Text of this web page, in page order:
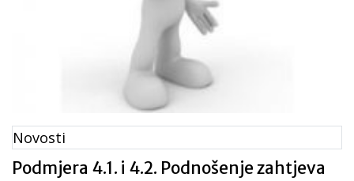
razvoja Republike Hrvatske za razdoblje
2014. – 2020., NN 65/2017
Novosti
Podmjera 4.1. i 4.2. Podnošenje zahtjeva